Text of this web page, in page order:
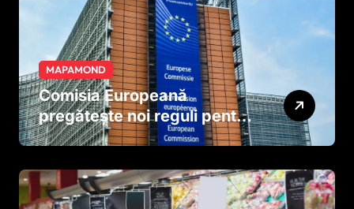
MAPAMOND
Comisia Europeană
pregătește noi reguli pentru
tutun și țigările electronice